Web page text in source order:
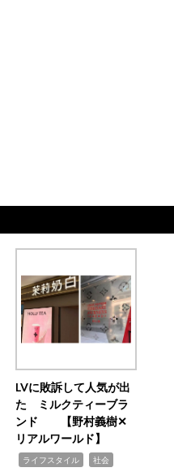
LVに敗訴して人気が出
た ミルクティーブラ
ンド 【野村義樹✕
リアルワールド】
ライフスタイル 社会